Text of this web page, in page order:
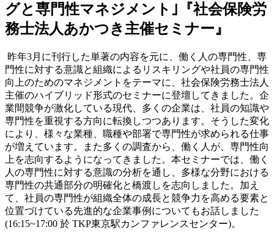
グと専門性マネジメント｣『社会保険労
務士法人あかつき主催セミナー』
昨年3月に刊行した単著の内容を元に、働く人の専門性、専
門性に対する意識と組織によるリスキリングや社員の専門性
向上のためのマネジメントをテーマに、社会保険労務士法人
主催のハイブリッド形式のセミナーに登壇してきました。企
業間競争が激化している現代、多くの企業は、社員の知識や
専門性を重視する方向に転換しつつあります。そうした変化
により、様々な業種、職種や部署で専門性が求められる仕事
が増えています。また多くの調査から、働く人が、専門性向
上を志向するようになってきました。本セミナーでは、働く
人の専門性に対する意識の分析を通し、多様な分野における
専門性の共通部分の明確化と橋渡しを志向しました。加え
て、社員の専門性が組織全体の成長と競争力を高める要素と
位置づけている先進的な企業事例についてもお話しました
(16:15~17:00 於 TKP東京駅カンファレンスセンター)。